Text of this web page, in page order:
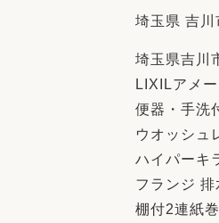
お客さまの
中古物
ストップ
埼玉県 吉川
埼玉県吉川
LIXILアメ
便器・手洗
ウオッシュ
ハイパーキ
フランジ
棚付2連紙巻